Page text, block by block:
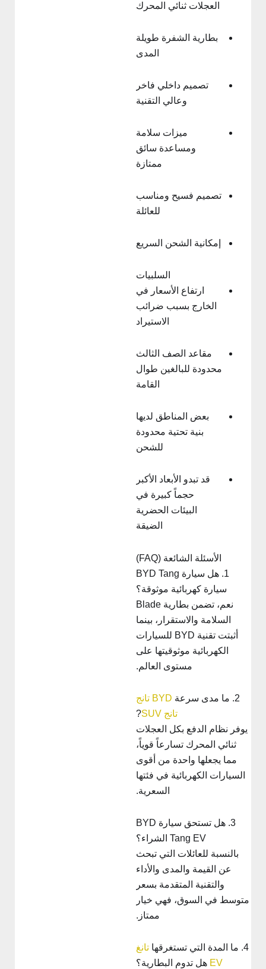
العجلات ثنائي المحرك
بطارية الشفرة طويلة
المدى
تصميم داخلي فاخر
وعالي التقنية
ميزات سلامة
ومساعدة سائق
ممتازة
تصميم فسيح ومناسب
للعائلة
إمكانية الشحن السريع
السلبيات
ارتفاع الأسعار في
الخارج بسبب ضرائب
الاستيراد
مقاعد الصف الثالث
محدودة للبالغين طوال
القامة
بعض المناطق لديها
بنية تحتية محدودة
للشحن
قد تبدو الأبعاد الأكبر
حجماً كبيرة في
البيئات الحضرية
الضيقة
الأسئلة الشائعة (FAQ)
1. هل سيارة BYD Tang
سيارة كهربائية موثوقة؟
نعم، تضمن بطارية Blade
السلامة والاستقرار، بينما
أثبتت تقنية BYD للسيارات
الكهربائية موثوقيتها على
مستوى العالم.
BYD تانج
?
يوفر نظام الدفع بكل العجلات
ثنائي المحرك تسارعاً قوياً،
مما يجعلها واحدة من أقوى
السيارات الكهربائية في فئتها
السعرية.
3. هل تستحق سيارة BYD
Tang EV الشراء؟
بالنسبة للعائلات التي تبحث
عن القيمة والمدى والأداء
والتقنية المتقدمة بسعر
متوسط في السوق، فهي خيار
ممتاز.
تانغ
هل تدوم البطارية؟